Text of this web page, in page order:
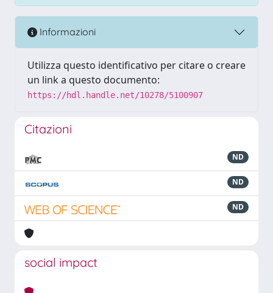
Informazioni
Utilizza questo identificativo per citare o creare
un link a questo documento:
https://hdl.handle.net/10278/5100907
Citazioni
ND
ND
ND
social impact